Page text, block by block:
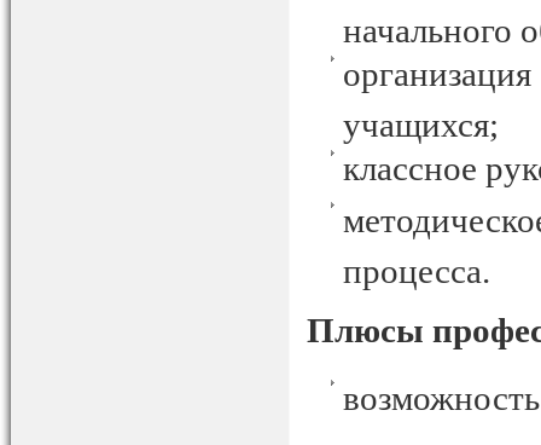
начального
учащихся;
классное
процесса.
Плюсы